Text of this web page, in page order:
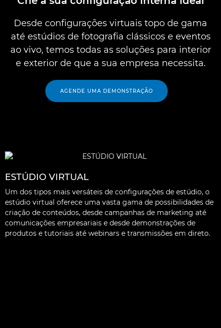
Desde configurações virtuais topo de gama
até estúdios de fotografia clássicos e eventos
ao vivo, temos todas as soluções para interior
e exterior de que a sua empresa necessita.
AGENDE UMA DEMONSTRAÇÃO
ESTÚDIO VIRTUAL
Um dos tipos mais versáteis de configurações de estúdio, o
estúdio virtual oferece uma vasta gama de possibilidades de
criação de conteúdos, desde campanhas de marketing até
comunicações empresariais e desde demonstrações de
produtos e tutoriais até webinars e transmissões em direto.